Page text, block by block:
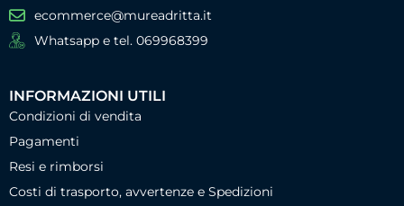
ecommerce@mureadritta.it
Whatsapp e tel. 069968399
INFORMAZIONI UTILI
Condizioni di vendita
Pagamenti
Resi e rimborsi
Costi di trasporto, avvertenze e Spedizioni